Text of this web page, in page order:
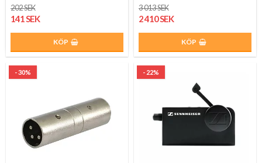
202 SEK
141 SEK
KÖP
3 013 SEK
2 410 SEK
KÖP
- 30% - 22%